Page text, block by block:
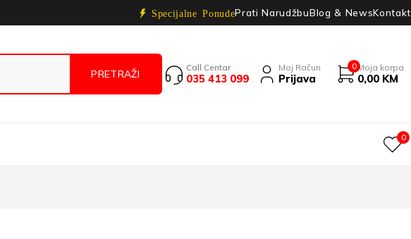
Specijalne PonudePrati NarudžbuBlog & NewsKontakt
Call Centar
035 413 099
Moj Račun
Prijava
0 Moja korpa
0,00 KM
0